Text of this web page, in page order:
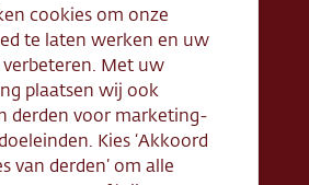
09
HD Wassenaar
AN Zoetermeer
cookies om onze
te laten werken en uw
Met uw
plaatsen wij ook
derden voor marketing-
Kies ‘Akkoord
van derden’ om alle